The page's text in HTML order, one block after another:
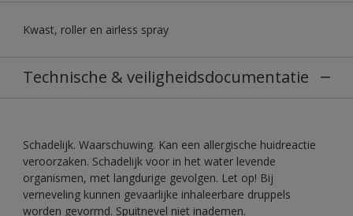
Kwast, roller en airless spray
Technische & veiligheidsdocumentatie
Schadelijk. Waarschuwing. Kan een allergische huidreactie
veroorzaken. Schadelijk voor in het water levende
organismen, met langdurige gevolgen. Let op! Bij
verneveling kunnen gevaarlijke inhaleerbare druppels
worden gevormd. Spuitnevel niet inademen.